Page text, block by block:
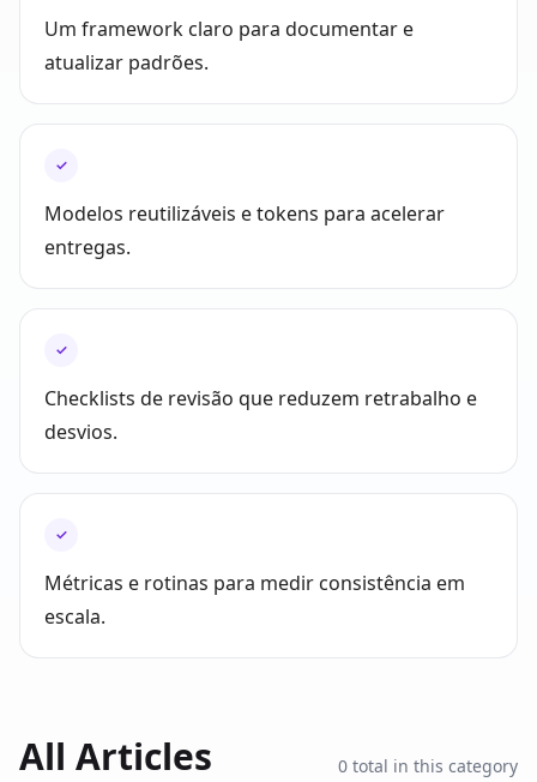
Um framework claro para documentar e
atualizar padrões.
✓
Modelos reutilizáveis e tokens para acelerar
entregas.
✓
Checklists de revisão que reduzem retrabalho e
desvios.
✓
Métricas e rotinas para medir consistência em
escala.
All Articles 0 total in this category